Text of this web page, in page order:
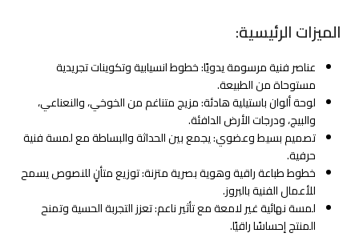
الميزات الرئيسية:
عناصر فنية مرسومة يدويًا: خطوط انسيابية وتكوينات تجريدية
مستوحاة من الطبيعة.
لوحة ألوان باستيلية هادئة: مزيج متناغم من الخوخي، والنعناعي،
والبيج، ودرجات الأرض الدافئة.
تصميم بسيط وعضوي: يجمع بين الحداثة والبساطة مع لمسة فنية
حرفية.
خطوط طباعة راقية وهوية بصرية متزنة: توزيع متأنٍ للنصوص يسمح
للأعمال الفنية بالبروز.
لمسة نهائية غير لامعة مع تأثير ناعم: تعزز التجربة الحسية وتمنح
المنتج إحساسًا راقيًا.